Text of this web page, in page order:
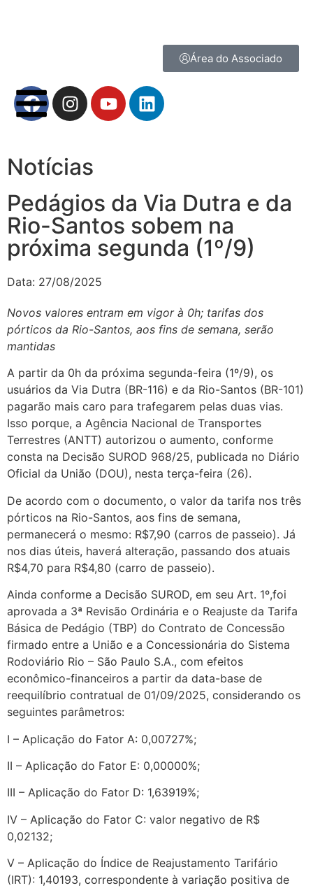
Área do Associado
Notícias
Pedágios da Via Dutra e da
Rio-Santos sobem na
próxima segunda (1º/9)
Data: 27/08/2025
Novos valores entram em vigor à 0h; tarifas dos
pórticos da Rio-Santos, aos fins de semana, serão
mantidas
A partir da 0h da próxima segunda-feira (1º/9), os
usuários da Via Dutra (BR-116) e da Rio-Santos (BR-101)
pagarão mais caro para trafegarem pelas duas vias.
Isso porque, a Agência Nacional de Transportes
Terrestres (ANTT) autorizou o aumento, conforme
consta na Decisão SUROD 968/25, publicada no Diário
Oficial da União (DOU), nesta terça-feira (26).
De acordo com o documento, o valor da tarifa nos três
pórticos na Rio-Santos, aos fins de semana,
permanecerá o mesmo: R$7,90 (carros de passeio). Já
nos dias úteis, haverá alteração, passando dos atuais
R$4,70 para R$4,80 (carro de passeio).
Ainda conforme a Decisão SUROD, em seu Art. 1º,foi
aprovada a 3ª Revisão Ordinária e o Reajuste da Tarifa
Básica de Pedágio (TBP) do Contrato de Concessão
firmado entre a União e a Concessionária do Sistema
Rodoviário Rio – São Paulo S.A., com efeitos
econômico-financeiros a partir da data-base de
reequilíbrio contratual de 01/09/2025, considerando os
seguintes parâmetros:
I – Aplicação do Fator A: 0,00727%;
II – Aplicação do Fator E: 0,00000%;
III – Aplicação do Fator D: 1,63919%;
IV – Aplicação do Fator C: valor negativo de R$
0,02132;
V – Aplicação do Índice de Reajustamento Tarifário
(IRT): 1,40193, correspondente à variação positiva de